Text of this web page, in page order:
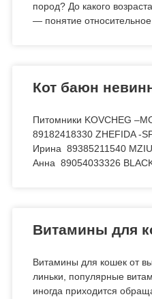
пород? До какого
— понятие
Кот баюн
Питомники KOVCHEG
89182418330 ZHEFIDA -
Ирина 89385211540
Анна 89054033326
Витамины для
Витамины для кошек от
линьки, популярные
иногда приходится